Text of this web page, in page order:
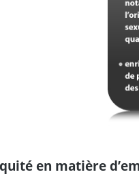
en matière